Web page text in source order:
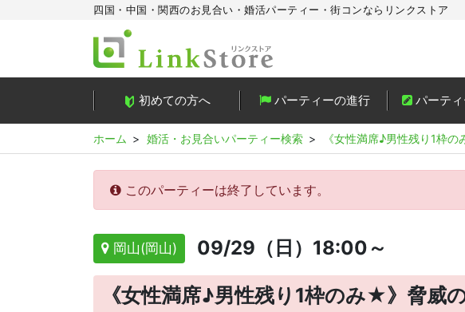
四国・中国・関西のお見合い・婚活パーティー・街コンならリンクストア
初めての方へ パーティーの進行 パーティ
ホーム 婚活・お見合いパーティー検索 《女性満席♪男性残り1枠
このパーティーは終了しています。
岡山(岡山) 09/29（日）18:00～
《女性満席♪男性残り1枠のみ★》脅威